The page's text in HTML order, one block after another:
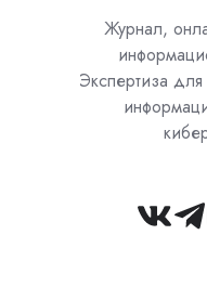
Журнал,
Экспертиза